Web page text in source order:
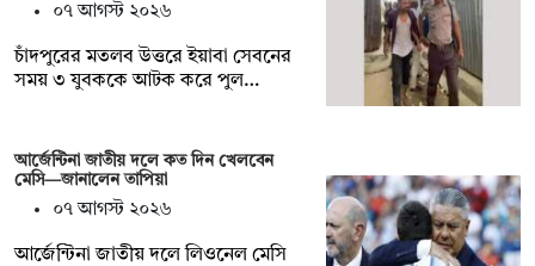
০৭ আগস্ট ২০২৬
চাঁদপুরের মতলব উত্তরে ইয়াবা সেবনের
সময় ৩ যুবককে আটক করে পুল…
আর্জেন্টিনা জাতীয় দলে কত দিন খেলবেন
মেসি—জানালেন তাপিয়া
০৭ আগস্ট ২০২৬
আর্জেন্টিনা জাতীয় দলে লিওনেল মেসি